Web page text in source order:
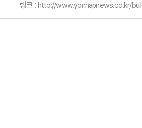
링크 :http://www.yonhapnews.co.kr/bulletin/2015/09/30/